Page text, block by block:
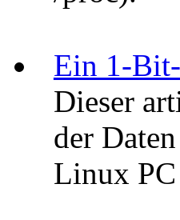
Ein 1-
Dieser
der
Linux